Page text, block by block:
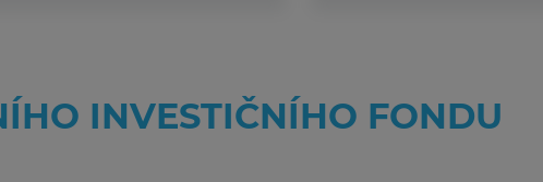
INVESTIČNÍHO FONDU